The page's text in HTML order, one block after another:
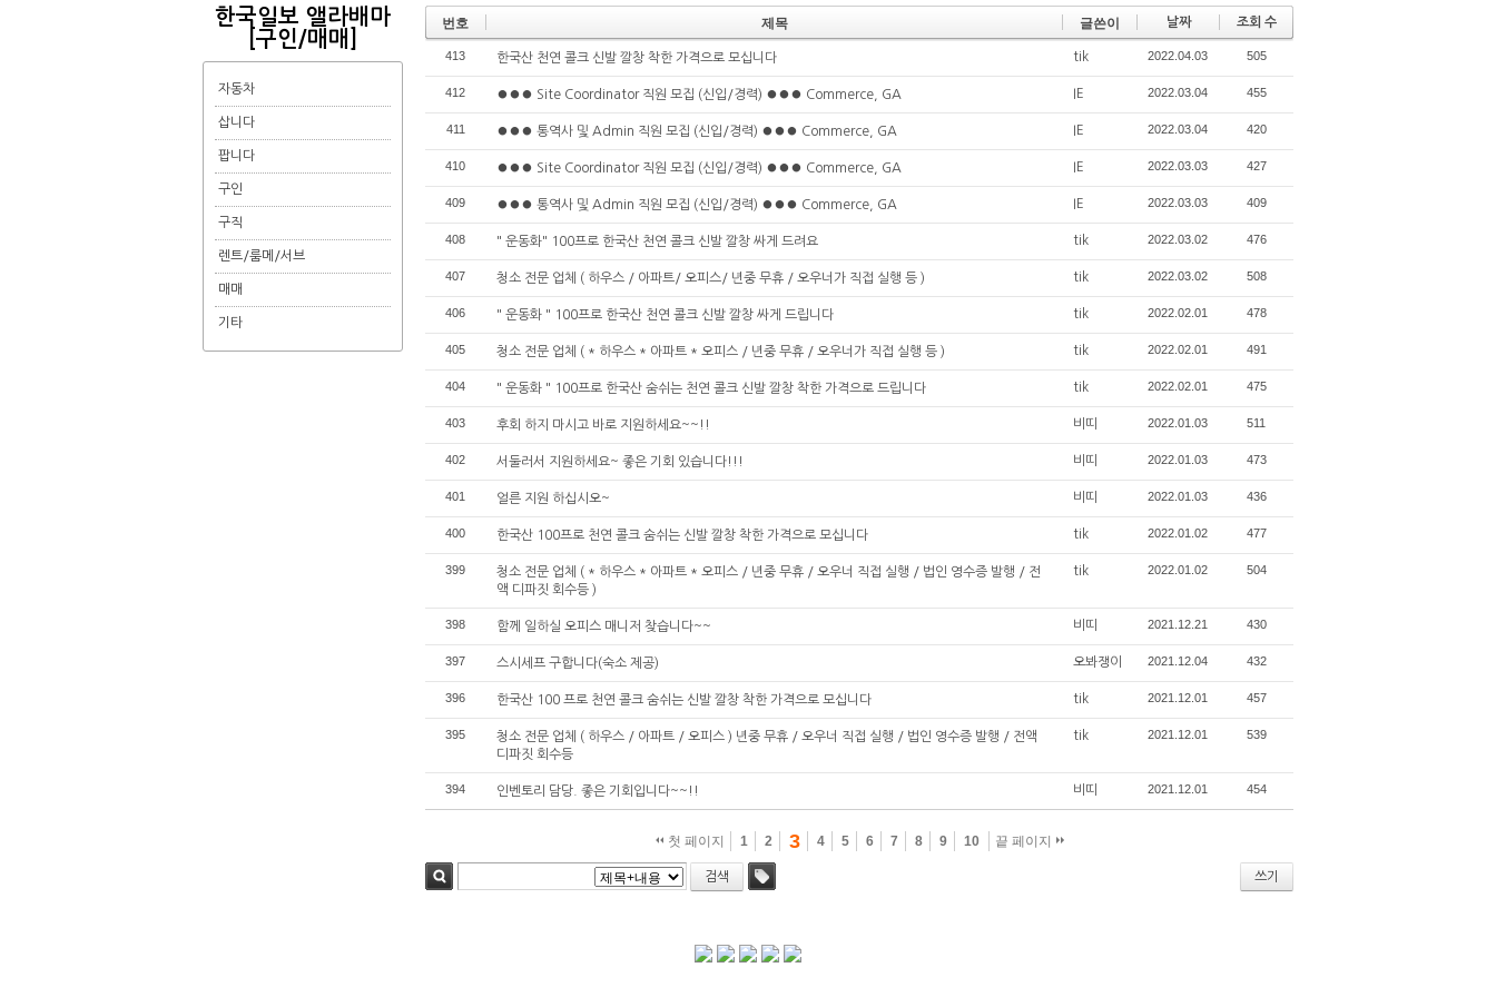
한국일보 앨라배마
[구인/매매]
자동차
삽니다
팝니다
구인
구직
렌트/룸메/서브
매매
기타
번호 제목 글쓴이 날짜 조회 수
413 한국산 천연 콜크 신발 깔창 착한 가격으로 모십니다 tik 2022.04.03 505
412 ⏺⏺⏺ Site Coordinator 직원 모집 (신입/경력) ⏺⏺⏺ Commerce, GA IE 2022.03.04 455
411 ⏺⏺⏺ 통역사 및 Admin 직원 모집 (신입/경력) ⏺⏺⏺ Commerce, GA IE 2022.03.04 420
410 ⏺⏺⏺ Site Coordinator 직원 모집 (신입/경력) ⏺⏺⏺ Commerce, GA IE 2022.03.03 427
409 ⏺⏺⏺ 통역사 및 Admin 직원 모집 (신입/경력) ⏺⏺⏺ Commerce, GA IE 2022.03.03 409
408 " 운동화" 100프로 한국산 천연 콜크 신발 깔창 싸게 드려요 tik 2022.03.02 476
407 청소 전문 업체 ( 하우스 / 아파트/ 오피스/ 년중 무휴 / 오우너가 직접 실행 등 ) tik 2022.03.02 508
406 " 운동화 " 100프로 한국산 천연 콜크 신발 깔창 싸게 드립니다 tik 2022.02.01 478
405 청소 전문 업체 ( * 하우스 * 아파트 * 오피스 / 년중 무휴 / 오우너가 직접 실행 등 ) tik 2022.02.01 491
404 " 운동화 " 100프로 한국산 숨쉬는 천연 콜크 신발 깔창 착한 가격으로 드립니다 tik 2022.02.01 475
403 후회 하지 마시고 바로 지원하세요~~!! 비띠 2022.01.03 511
402 서둘러서 지원하세요~ 좋은 기회 있습니다!!! 비띠 2022.01.03 473
401 얼른 지원 하십시오~ 비띠 2022.01.03 436
400 한국산 100프로 천연 콜크 숨쉬는 신발 깔창 착한 가격으로 모십니다 tik 2022.01.02 477
399
청소 전문 업체 ( * 하우스 * 아파트 * 오피스 / 년중 무휴 / 오우너 직접 실행 / 법인 영수증 발행 / 전
액 디파짓 회수등 )
tik 2022.01.02 504
398 함께 일하실 오피스 매니저 찾습니다~~ 비띠 2021.12.21 430
397 스시세프 구합니다(숙소 제공) 오봐쟁이 2021.12.04 432
396 한국산 100 프로 천연 콜크 숨쉬는 신발 깔창 착한 가격으로 모십니다 tik 2021.12.01 457
395
청소 전문 업체 ( 하우스 / 아파트 / 오피스 ) 년중 무휴 / 오우너 직접 실행 / 법인 영수증 발행 / 전액
디파짓 회수등
tik 2021.12.01 539
394 인벤토리 담당. 좋은 기회입니다~~!! 비띠 2021.12.01 454
첫 페이지 1 2 3 4 5 6 7 8 9 10 끝 페이지
쓰기
검색